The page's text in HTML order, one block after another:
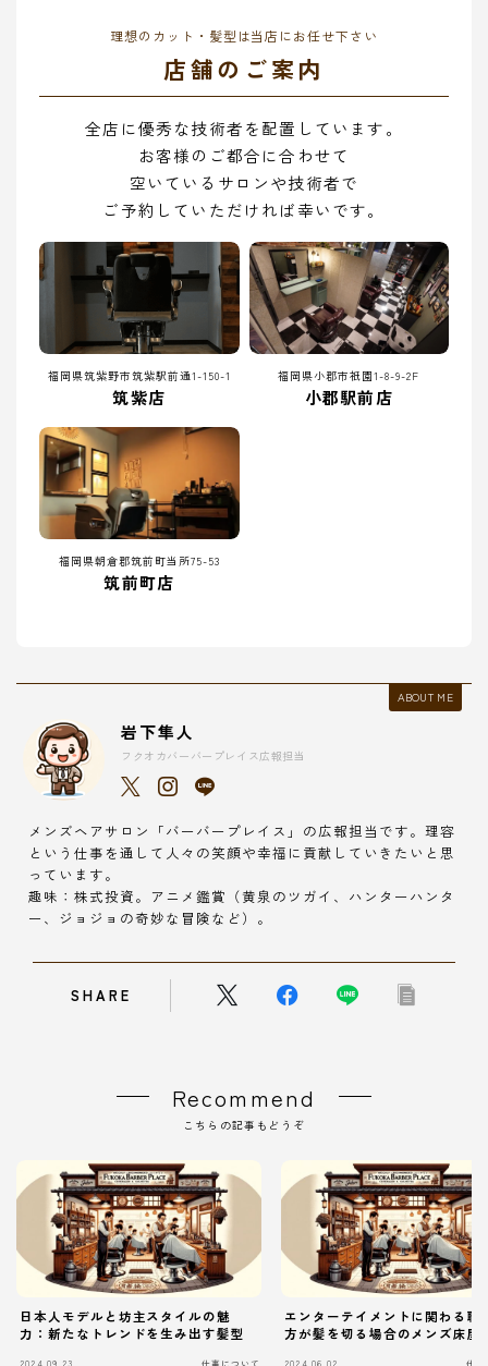
理想のカット・髪型は当店にお任せ下さい
店舗のご案内
全店に優秀な技術者を配置しています。
お客様のご都合に合わせて
空いているサロンや技術者で
ご予約していただければ幸いです。
福岡県筑紫野市筑紫駅前通1-150-1
筑紫店
福岡県小郡市祇園1-8-9-2F
小郡駅前店
福岡県朝倉郡筑前町当所75-53
筑前町店
ABOUT ME
岩下隼人
フクオカバーバープレイス広報担当
メンズヘアサロン「バーバープレイス」の広報担当です。理容
という仕事を通して人々の笑顔や幸福に貢献していきたいと思
っています。
趣味：株式投資。アニメ鑑賞（黄泉のツガイ、ハンターハンタ
ー、ジョジョの奇妙な冒険など）。
SHARE
Recommend
こちらの記事もどうぞ
日本人モデルと坊主スタイルの魅
力：新たなトレンドを生み出す髪型
エンターテイメントに関わる職
方が髪を切る場合のメンズ床屋